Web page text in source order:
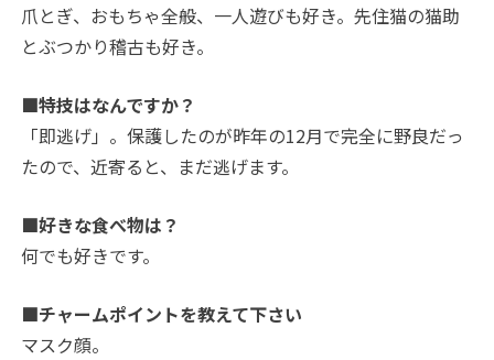
爪とぎ、おもちゃ全般、一人遊びも好き。先住猫の猫助
とぶつかり稽古も好き。
■特技はなんですか？
「即逃げ」。保護したのが昨年の12月で完全に野良だっ
たので、近寄ると、まだ逃げます。
■好きな食べ物は？
何でも好きです。
■チャームポイントを教えて下さい
マスク顔。